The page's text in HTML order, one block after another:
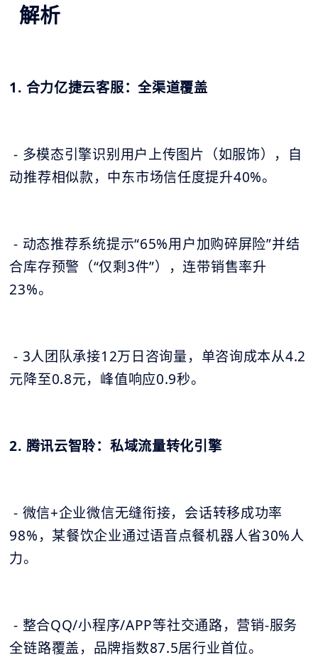
解析
1. 合力亿捷云客服：全渠道覆盖
- 多模态引擎识别用户上传图片（如服饰），自
动推荐相似款，中东市场信任度提升40%。
- 动态推荐系统提示“65%用户加购碎屏险”并结
合库存预警（“仅剩3件”），连带销售率升
23%。
- 3人团队承接12万日咨询量，单咨询成本从4.2
元降至0.8元，峰值响应0.9秒。
2. 腾讯云智聆：私域流量转化引擎
- 微信+企业微信无缝衔接，会话转移成功率
98%，某餐饮企业通过语音点餐机器人省30%人
力。
- 整合QQ/小程序/APP等社交通路，营销-服务
全链路覆盖，品牌指数87.5居行业首位。